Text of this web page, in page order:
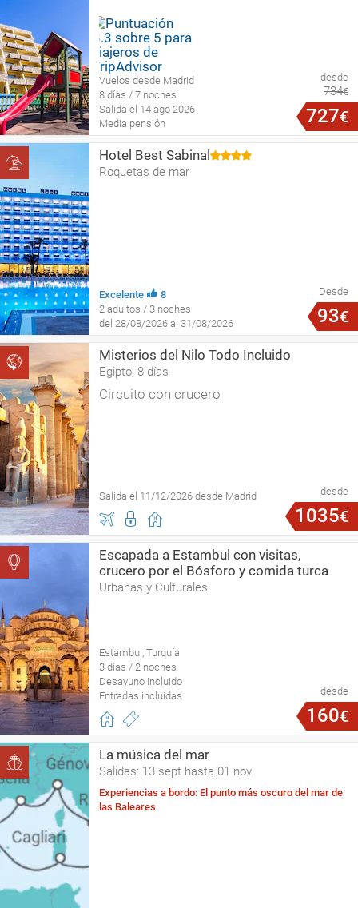
Vuelos desde Madrid
8 días / 7 noches
Salida el 14 ago 2026
Media pensión
desde
734€
727€
Hotel Best Sabinal
Roquetas de mar
Excelente
8
2 adultos / 3 noches
del 28/08/2026 al 31/08/2026
Desde
93€
Misterios del Nilo Todo Incluido
Egipto, 8 días
Circuito con crucero
Salida el 11/12/2026 desde Madrid desde
1035€
Escapada a Estambul con visitas,
crucero por el Bósforo y comida turca
Urbanas y Culturales
Estambul, Turquía
3 días / 2 noches
Desayuno incluido
Entradas incluidas
desde
160€
La música del mar
Salidas: 13 sept hasta 01 nov
Experiencias a bordo: El punto más oscuro del mar de
las Baleares